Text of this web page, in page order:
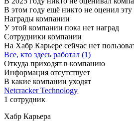
В этом году ещё никто не оценил
Награды компании
У этой компании пока нет наград
Сотрудники компании
На Хабр Карьере сейчас нет
Все, кто здесь работал (1)
Откуда приходят в компанию
Информация отсутствует
В какие компании уходят
Netcracker Technology
1 сотрудник
Хабр Карьера